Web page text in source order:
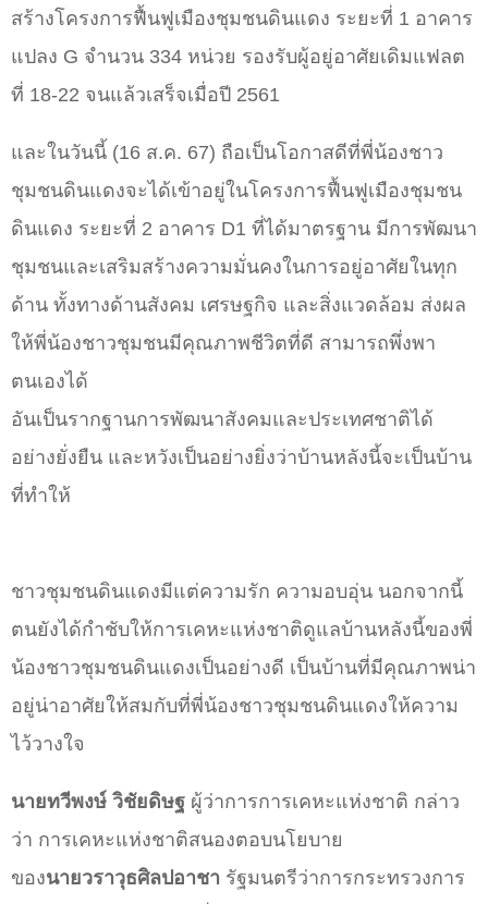
สร้างโครงการฟื้นฟูเมืองชุมชนดินแดง ระยะที่ 1 อาคาร
แปลง G จำนวน 334 หน่วย รองรับผู้อยู่อาศัยเดิมแฟลต
ที่ 18-22 จนแล้วเสร็จเมื่อปี 2561
และในวันนี้ (16 ส.ค. 67) ถือเป็นโอกาสดีที่พี่น้องชาว
ชุมชนดินแดงจะได้เข้าอยู่ในโครงการฟื้นฟูเมืองชุมชน
ดินแดง ระยะที่ 2 อาคาร D1 ที่ได้มาตรฐาน มีการพัฒนา
ชุมชนและเสริมสร้างความมั่นคงในการอยู่อาศัยในทุก
ด้าน ทั้งทางด้านสังคม เศรษฐกิจ และสิ่งแวดล้อม ส่งผล
ให้พี่น้องชาวชุมชนมีคุณภาพชีวิตที่ดี สามารถพึ่งพา
ตนเองได้
อันเป็นรากฐานการพัฒนาสังคมและประเทศชาติได้
อย่างยั่งยืน และหวังเป็นอย่างยิ่งว่าบ้านหลังนี้จะเป็นบ้าน
ที่ทำให้
ชาวชุมชนดินแดงมีแต่ความรัก ความอบอุ่น นอกจากนี้
ตนยังได้กำชับให้การเคหะแห่งชาติดูแลบ้านหลังนี้ของพี่
น้องชาวชุมชนดินแดงเป็นอย่างดี เป็นบ้านที่มีคุณภาพน่า
อยู่น่าอาศัยให้สมกับที่พี่น้องชาวชุมชนดินแดงให้ความ
ไว้วางใจ
นายทวีพงษ์ วิชัยดิษฐ ผู้ว่าการการเคหะแห่งชาติ กล่าว
ว่า การเคหะแห่งชาติสนองตอบนโยบาย
ของนายวราวุธศิลปอาชา รัฐมนตรีว่าการกระทรวงการ